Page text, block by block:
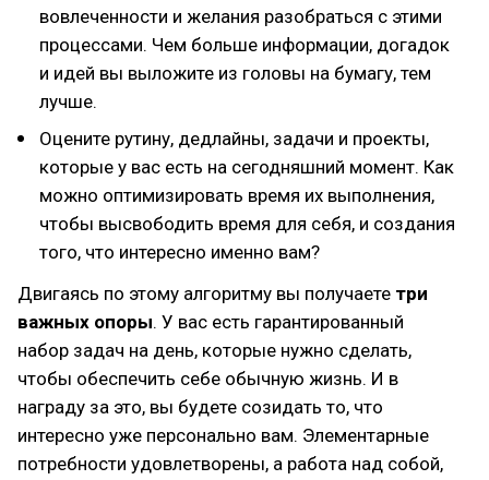
вовлеченности и желания разобраться с этими
процессами. Чем больше информации, догадок
и идей вы выложите из головы на бумагу, тем
лучше.
Оцените рутину, дедлайны, задачи и проекты,
которые у вас есть на сегодняшний момент. Как
можно оптимизировать время их выполнения,
чтобы высвободить время для себя, и создания
того, что интересно именно вам?
Двигаясь по этому алгоритму вы получаете три
важных опоры. У вас есть гарантированный
набор задач на день, которые нужно сделать,
чтобы обеспечить себе обычную жизнь. И в
награду за это, вы будете созидать то, что
интересно уже персонально вам. Элементарные
потребности удовлетворены, а работа над собой,